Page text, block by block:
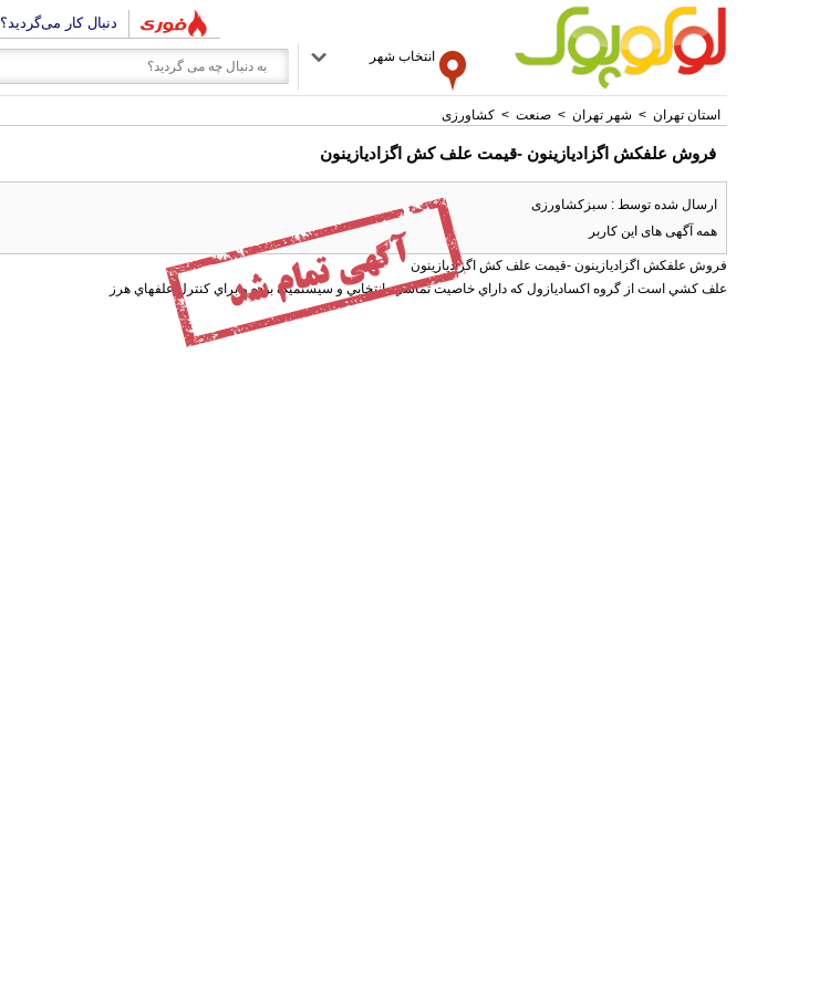
دنبال کار می‌گردید؟
انتخاب شهر
استان تهران > شهر تهران > صنعت > کشاورزی
فروش علفکش اگزاديازينون -قیمت علف کش اگزادیازینون
ارسال شده توسط : سبزکشاورزی
همه آگهی های این کاربر
فروش علفکش اگزاديازينون -قیمت علف کش اگزادیازینون
علف کشي است از گروه اکساديازول که داراي خاصيت تماسي، انتخابي و سيستميک بوده و براي کنترل علفهاي هرز